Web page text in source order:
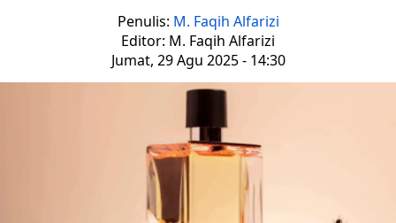
Penulis: M. Faqih Alfarizi
Editor: M. Faqih Alfarizi
Jumat, 29 Agu 2025 - 14:30